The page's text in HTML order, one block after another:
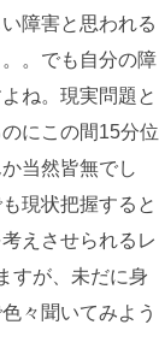
障害と思われる
。でも自分の障
ね。現実問題と
にこの間15分位
当然皆無でし
現状把握すると
えさせられるレ
すが、未だに身
々聞いてみよう